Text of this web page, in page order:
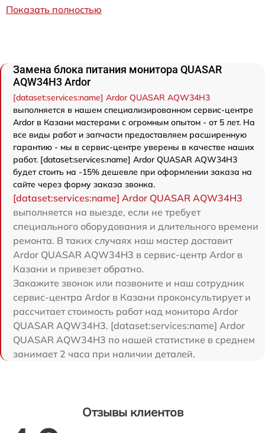
Показать полностью
Замена блока питания монитора QUASAR
AQW34H3 Ardor
[dataset:services:name] Ardor QUASAR AQW34H3
выполняется в нашем специализированном сервис-центре
Ardor в Казани мастерами с огромным опытом - от 5 лет. На
все виды работ и запчасти предоставляем расширенную
гарантию - мы в сервис-центре уверены в качестве наших
работ. [dataset:services:name] Ardor QUASAR AQW34H3
будет стоить на -15% дешевле при оформлении заказа на
сайте через форму заказа звонка.
[dataset:services:name] Ardor QUASAR AQW34H3
выполняется на выезде, если не требует
специального оборудования и длительного времени
ремонта. В таких случаях наш мастер доставит
Ardor QUASAR AQW34H3 в сервис-центр Ardor в
Казани и привезет обратно.
Закажите звонок или позвоните и наш сотрудник
сервис-центра Ardor в Казани проконсультирует и
рассчитает стоимость работ над монитора Ardor
QUASAR AQW34H3. [dataset:services:name] Ardor
QUASAR AQW34H3 по нашей статистике в среднем
занимает 2 часа при наличии деталей.
Отзывы клиентов